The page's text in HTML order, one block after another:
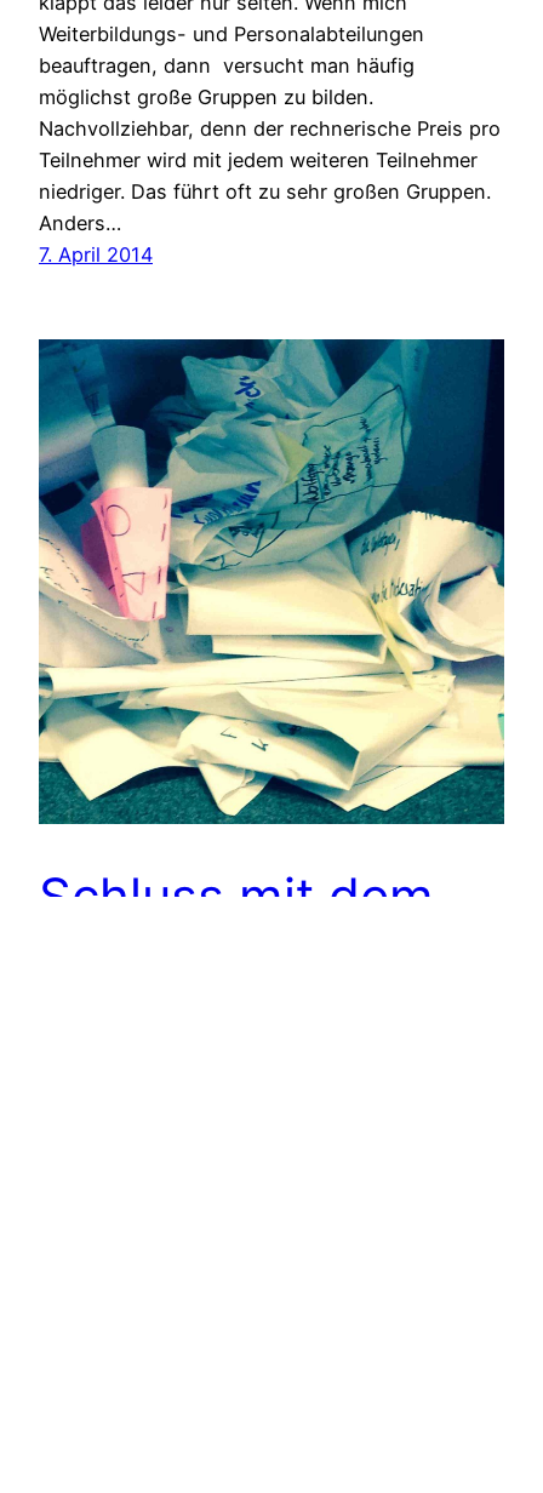
Weiterbildungs- und Personalabteilungen
beauftragen, dann versucht man häufig
möglichst große Gruppen zu bilden.
Nachvollziehbar, denn der rechnerische Preis pro
Teilnehmer wird mit jedem weiteren Teilnehmer
niedriger. Das führt oft zu sehr großen Gruppen.
Anders…
7. April 2014
Schluss mit dem